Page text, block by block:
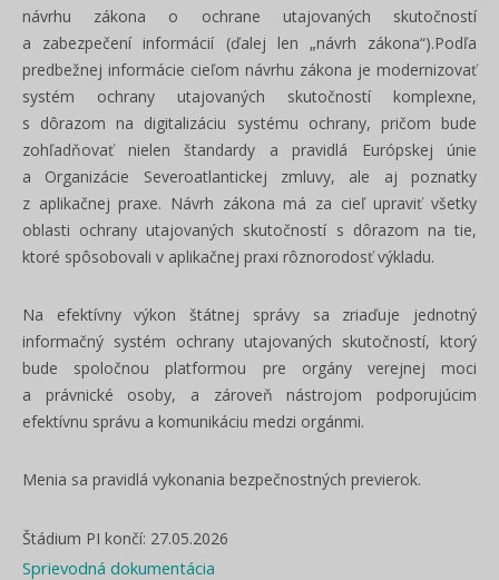
návrhu zákona o ochrane utajovaných skutočností
a zabezpečení informácií (ďalej len „návrh zákona“).Podľa
predbežnej informácie cieľom návrhu zákona je modernizovať
systém ochrany utajovaných skutočností komplexne,
s dôrazom na digitalizáciu systému ochrany, pričom bude
zohľadňovať nielen štandardy a pravidlá Európskej únie
a Organizácie Severoatlantickej zmluvy, ale aj poznatky
z aplikačnej praxe. Návrh zákona má za cieľ upraviť všetky
oblasti ochrany utajovaných skutočností s dôrazom na tie,
ktoré spôsobovali v aplikačnej praxi rôznorodosť výkladu.
Na efektívny výkon štátnej správy sa zriaďuje jednotný
informačný systém ochrany utajovaných skutočností, ktorý
bude spoločnou platformou pre orgány verejnej moci
a právnické osoby, a zároveň nástrojom podporujúcim
efektívnu správu a komunikáciu medzi orgánmi.
Menia sa pravidlá vykonania bezpečnostných previerok.
Štádium PI končí: 27.05.2026
Sprievodná dokumentácia